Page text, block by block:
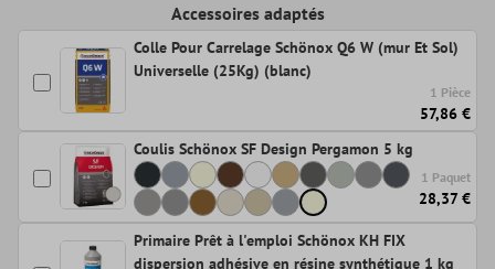
Accessoires adaptés
Colle Pour Carrelage Schönox Q6 W (mur Et Sol)
Universelle (25Kg) (blanc)
1 Pièce
57,86 €
Coulis Schönox SF Design Pergamon 5 kg
1 Paquet
28,37 €
Primaire Prêt à l'emploi Schönox KH FIX
dispersion adhésive en résine synthétique 1 kg